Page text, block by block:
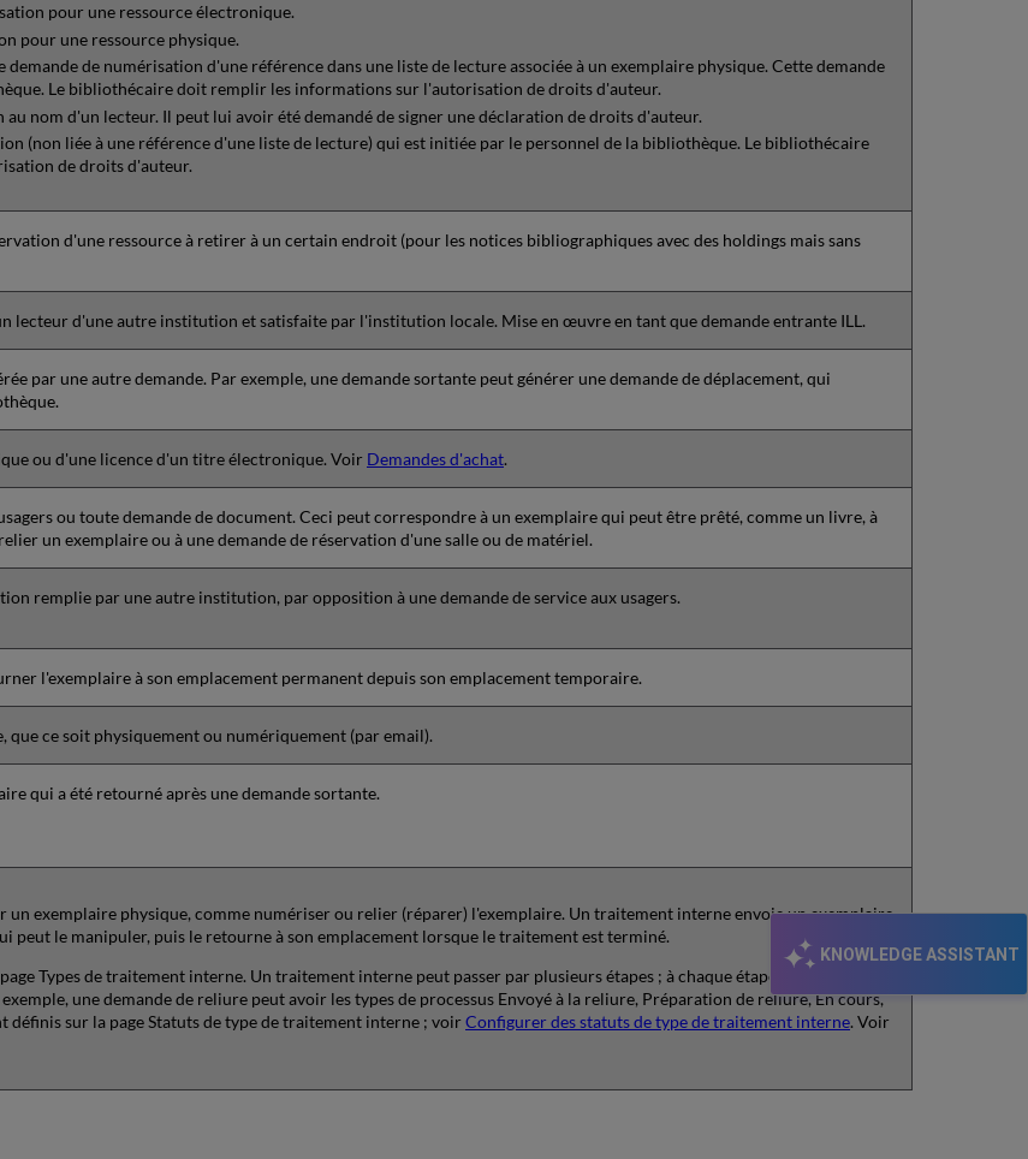
KNOWLEDGE ASSISTANT
pour une ressource électronique.
pour une ressource physique.
de numérisation d'une référence dans une liste de lecture associée à un exemplaire physique. Cette demande
Le bibliothécaire doit remplir les informations sur l'autorisation de droits d'auteur.
au nom d'un lecteur. Il peut lui avoir été demandé de signer une déclaration de droits d'auteur.
(non liée à une référence d'une liste de lecture) qui est initiée par le personnel de la bibliothèque. Le bibliothécaire
de droits d'auteur.
d'une ressource à retirer à un certain endroit (pour les notices bibliographiques avec des holdings mais sans
lecteur d'une autre institution et satisfaite par l'institution locale. Mise en œuvre en tant que demande entrante ILL.
par une autre demande. Par exemple, une demande sortante peut générer une demande de déplacement, qui
ou d'une licence d'un titre électronique. Voir Demandes d'achat.
ou toute demande de document. Ceci peut correspondre à un exemplaire qui peut être prêté, comme un livre, à
un exemplaire ou à une demande de réservation d'une salle ou de matériel.
remplie par une autre institution, par opposition à une demande de service aux usagers.
l'exemplaire à son emplacement permanent depuis son emplacement temporaire.
que ce soit physiquement ou numériquement (par email).
qui a été retourné après une demande sortante.
un exemplaire physique, comme numériser ou relier (réparer) l'exemplaire. Un traitement interne envoie un exemplaire
peut le manipuler, puis le retourne à son emplacement lorsque le traitement est terminé.
Types de traitement interne. Un traitement interne peut passer par plusieurs étapes ; à chaque étape, il est associé à
une demande de reliure peut avoir les types de processus Envoyé à la reliure, Préparation de reliure, En cours,
définis sur la page Statuts de type de traitement interne ; voir Configurer des statuts de type de traitement interne. Voir